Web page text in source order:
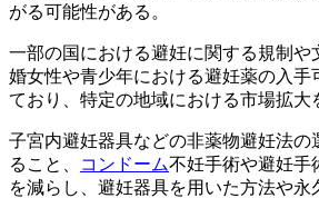
がる可能性がある。
一部の国における避妊に関する規制や
婚女性や青少年における避妊薬の入手
ており、特定の地域における市場拡大
子宮内避妊器具などの非薬物避妊法の
ること、
コンドーム不妊手術や避妊手
を減らし、避妊器具を用いた方法や